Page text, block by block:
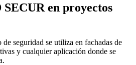
en proyectos
seguridad se utiliza en fachadas de
y cualquier aplicación donde se